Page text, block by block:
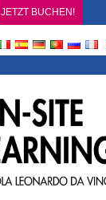
JETZT BUCHEN!